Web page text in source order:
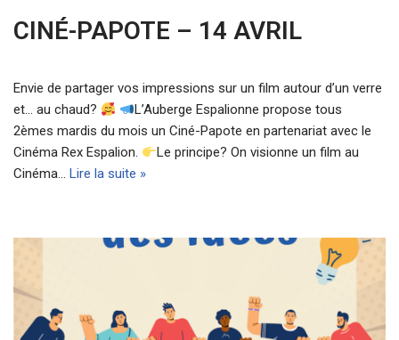
CINÉ-PAPOTE – 14 AVRIL
Envie de partager vos impressions sur un film autour d’un verre
et… au chaud?
L’Auberge Espalionne propose tous
2èmes mardis du mois un Ciné-Papote en partenariat avec le
Cinéma Rex Espalion.
Le principe? On visionne un film au
Cinéma… Lire la suite »